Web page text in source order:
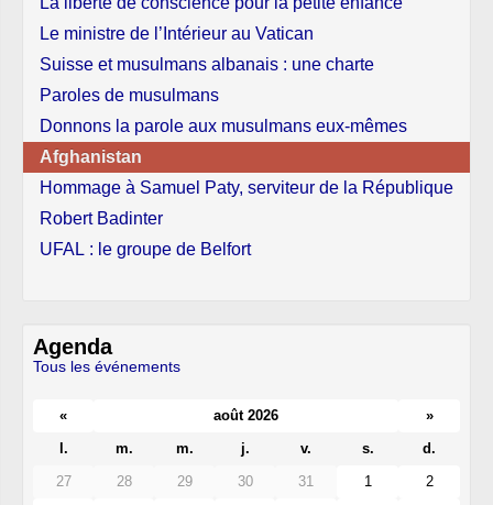
Le ministre de l’Intérieur au Vatican
Suisse et musulmans albanais : une charte
Paroles de musulmans
Donnons la parole aux musulmans eux-mêmes
Afghanistan
Hommage à Samuel Paty, serviteur de la République
Robert Badinter
UFAL : le groupe de Belfort
Agenda
Tous les événements
« août 2026
»
l.
m. m. j. v. s.
d.
27
28 29 30 31 1
2